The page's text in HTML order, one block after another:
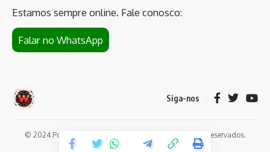
Estamos sempre online. Fale conosco:
Falar no WhatsApp
Siga-nos
© 2024 Portal de notícias Web Flush. Todos os direitos reservados.
Conheça
Bet da Sorte.